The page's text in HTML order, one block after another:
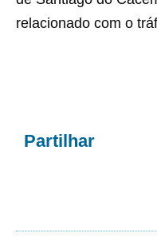
relacionado com o
Partilhar